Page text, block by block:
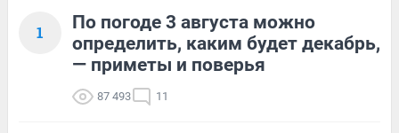
1
По погоде 3 августа можно
определить, каким будет декабрь,
— приметы и поверья
87 493 11